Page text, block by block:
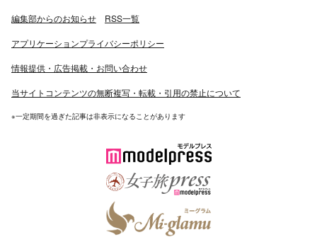
編集部からのお知らせ RSS一覧
アプリケーションプライバシーポリシー
情報提供・広告掲載・お問い合わせ
当サイトコンテンツの無断複写・転載・引用の禁止について
※一定期間を過ぎた記事は非表示になることがあります